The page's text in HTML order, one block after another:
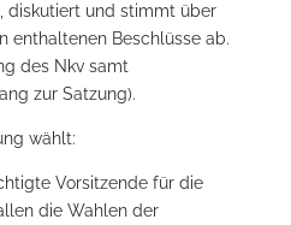
diskutiert und stimmt über
enthaltenen Beschlüsse ab.
des Nkv samt
zur Satzung).
wählt:
Vorsitzende für die
die Wahlen der